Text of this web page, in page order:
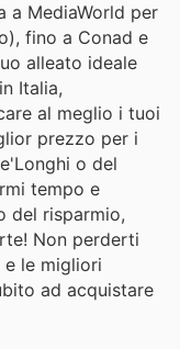
a MediaWorld per
fino a Conad e
alleato ideale
Italia,
al meglio i tuoi
prezzo per i
o del
tempo e
del risparmio,
Non perderti
le migliori
ad acquistare